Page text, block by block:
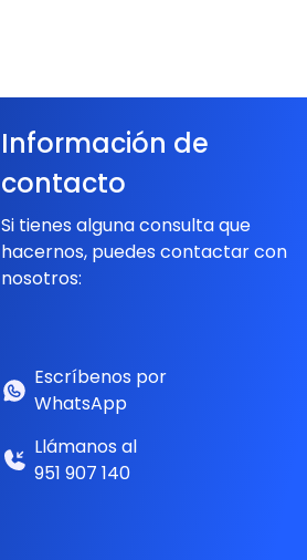
Información de
contacto
Si tienes alguna consulta que
hacernos, puedes contactar con
nosotros:
Escríbenos por
WhatsApp
Llámanos al
951 907 140